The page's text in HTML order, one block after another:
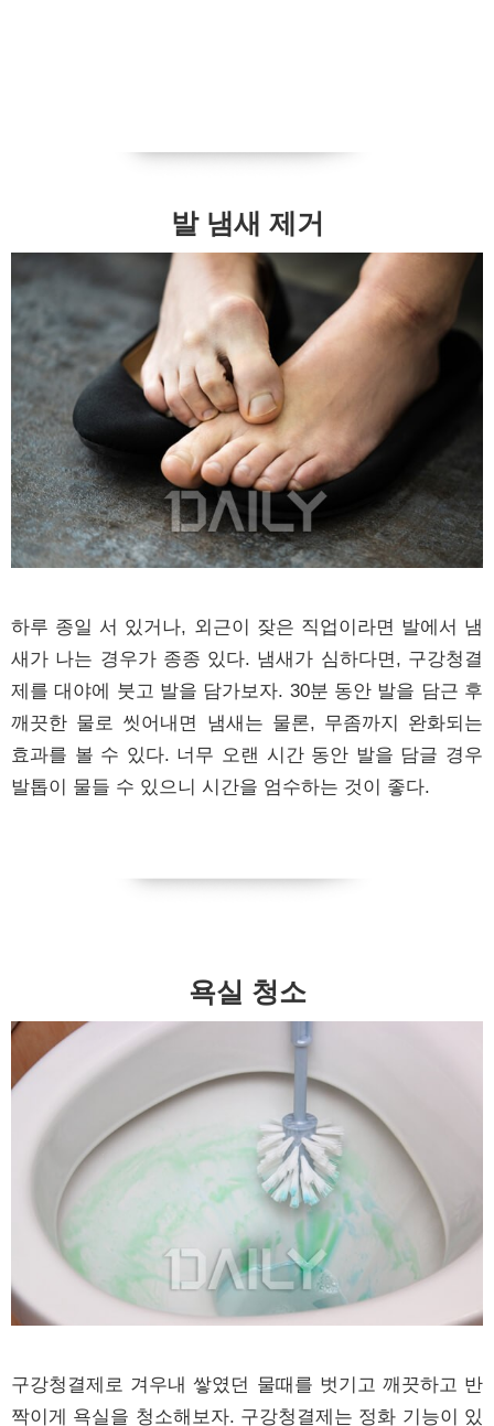
발 냄새 제거
하루 종일 서 있거나, 외근이 잦은 직업이라면 발에서 냄
새가 나는 경우가 종종 있다. 냄새가 심하다면, 구강청결
제를 대야에 붓고 발을 담가보자. 30분 동안 발을 담근 후
깨끗한 물로 씻어내면 냄새는 물론, 무좀까지 완화되는
효과를 볼 수 있다. 너무 오랜 시간 동안 발을 담글 경우
발톱이 물들 수 있으니 시간을 엄수하는 것이 좋다.
욕실 청소
구강청결제로 겨우내 쌓였던 물때를 벗기고 깨끗하고 반
짝이게 욕실을 청소해보자. 구강청결제는 정화 기능이 있